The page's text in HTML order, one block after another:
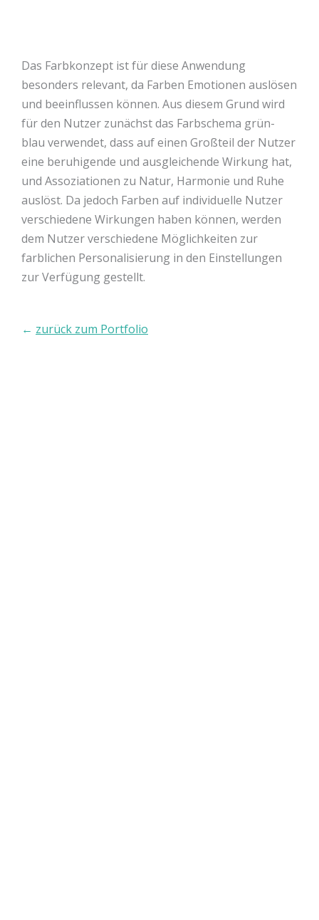
Das Farbkonzept ist für diese Anwendung
besonders relevant, da Farben Emotionen auslösen
und beeinflussen können. Aus diesem Grund wird
für den Nutzer zunächst das Farbschema grün-
blau verwendet, dass auf einen Großteil der Nutzer
eine beruhigende und ausgleichende Wirkung hat,
und Assoziationen zu Natur, Harmonie und Ruhe
auslöst. Da jedoch Farben auf individuelle Nutzer
verschiedene Wirkungen haben können, werden
dem Nutzer verschiedene Möglichkeiten zur
farblichen Personalisierung in den Einstellungen
zur Verfügung gestellt.
← zurück zum Portfolio